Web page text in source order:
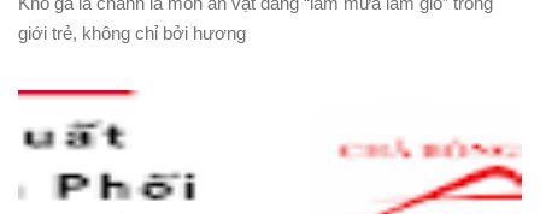
giới trẻ, không chỉ bởi hương